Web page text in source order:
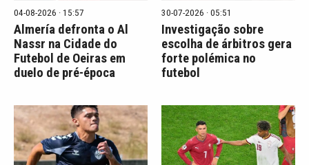
04-08-2026 · 15:57
Almería defronta o Al
Nassr na Cidade do
Futebol de Oeiras em
duelo de pré-época
30-07-2026 · 05:51
Investigação sobre
escolha de árbitros gera
forte polémica no
futebol